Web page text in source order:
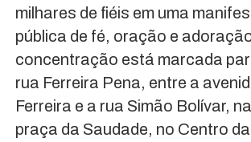
milhares de fiéis em uma
pública de fé, oração e
concentração está marcada
rua Ferreira Pena, entre a
Ferreira e a rua Simão Bolívar,
praça da Saudade, no Centro